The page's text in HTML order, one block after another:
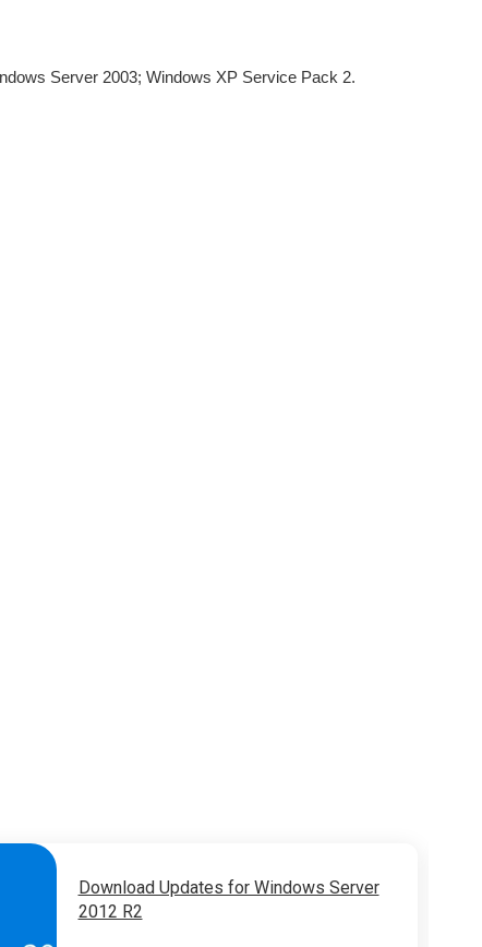
Server 2003; Windows XP Service Pack 2.
Download Updates for Windows Server
2012 R2